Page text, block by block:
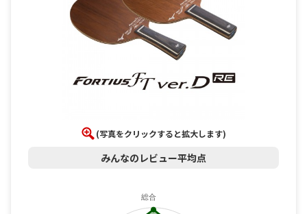
(写真をクリックすると拡大します)
みんなのレビュー平均点
総合